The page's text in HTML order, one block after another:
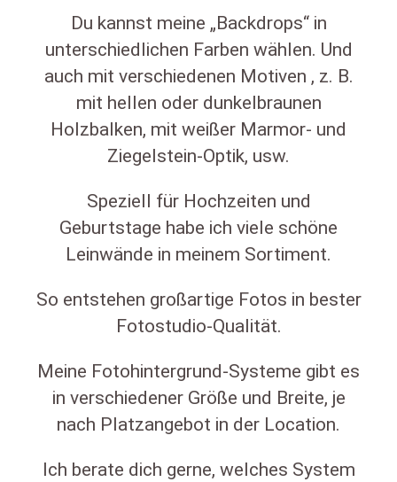
Du kannst meine „Backdrops“ in
unterschiedlichen Farben wählen. Und
auch mit verschiedenen Motiven , z. B.
mit hellen oder dunkelbraunen
Holzbalken, mit weißer Marmor- und
Ziegelstein-Optik, usw.
Speziell für Hochzeiten und
Geburtstage habe ich viele schöne
Leinwände in meinem Sortiment.
So entstehen großartige Fotos in bester
Fotostudio-Qualität.
Meine Fotohintergrund-Systeme gibt es
in verschiedener Größe und Breite, je
nach Platzangebot in der Location.
Ich berate dich gerne, welches System